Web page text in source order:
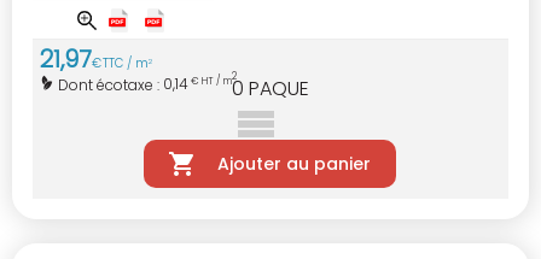
21,97€TTC / m2
Dont écotaxe : 0,14€ HT / m20 PAQUE
Ajouter au panier